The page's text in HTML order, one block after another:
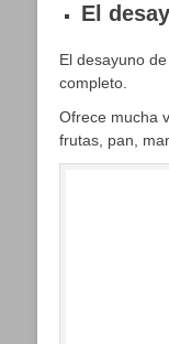
El
El desayuno
completo.
Ofrece mucha
frutas, pan,